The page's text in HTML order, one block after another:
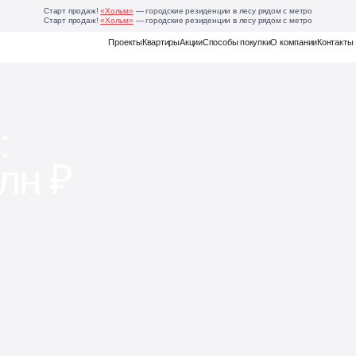
Старт продаж!«Хольм» — городские резиденции в лесу рядом с метро
Старт продаж!«Хольм» — городские резиденции в лесу рядом с метро
ПроектыКвартирыАкцииСпособы покупкиО компанииКонтакты
Родные